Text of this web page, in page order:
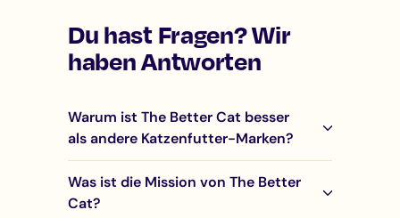
Du hast Fragen? Wir
haben Antworten
Warum ist The Better Cat besser
als andere Katzenfutter-Marken?
Was ist die Mission von The Better
Cat?